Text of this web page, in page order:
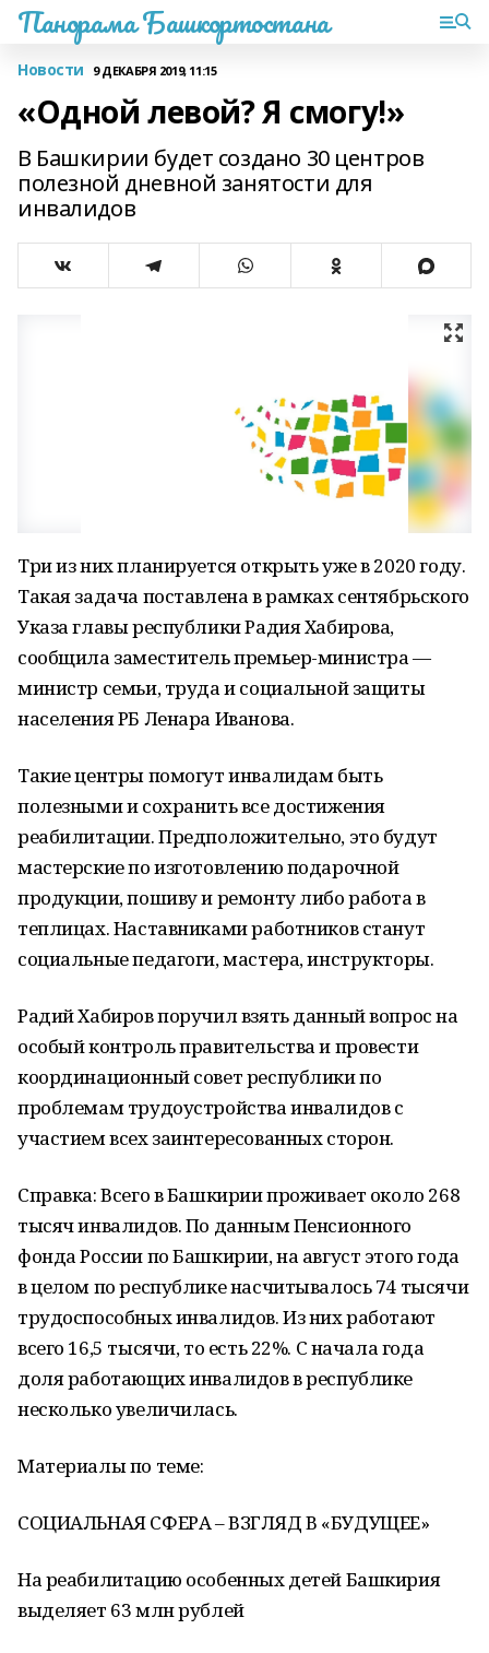
Панорама Башкортостана
Новости 9 ДЕКАБРЯ 2019, 11:15
«Одной левой? Я смогу!»
В Башкирии будет создано 30 центров
полезной дневной занятости для
инвалидов
Три из них планируется открыть уже в 2020 году.
Такая задача поставлена в рамках сентябрьского
Указа главы республики Радия Хабирова,
сообщила заместитель премьер-министра —
министр семьи, труда и социальной защиты
населения РБ Ленара Иванова.
Такие центры помогут инвалидам быть
полезными и сохранить все достижения
реабилитации. Предположительно, это будут
мастерские по изготовлению подарочной
продукции, пошиву и ремонту либо работа в
теплицах. Наставниками работников станут
социальные педагоги, мастера, инструкторы.
Радий Хабиров поручил взять данный вопрос на
особый контроль правительства и провести
координационный совет республики по
проблемам трудоустройства инвалидов с
участием всех заинтересованных сторон.
Справка: Всего в Башкирии проживает около 268
тысяч инвалидов. По данным Пенсионного
фонда России по Башкирии, на август этого года
в целом по республике насчитывалось 74 тысячи
трудоспособных инвалидов. Из них работают
всего 16,5 тысячи, то есть 22%. С начала года
доля работающих инвалидов в республике
несколько увеличилась.
Материалы по теме:
СОЦИАЛЬНАЯ СФЕРА – ВЗГЛЯД В «БУДУЩЕЕ»
На реабилитацию особенных детей Башкирия
выделяет 63 млн рублей